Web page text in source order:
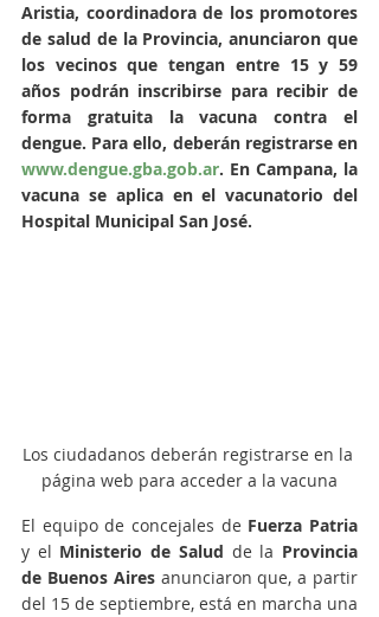
Aristia, coordinadora de los promotores
de salud de la Provincia, anunciaron que
los vecinos que tengan entre 15 y 59
años podrán inscribirse para recibir de
forma gratuita la vacuna contra el
www.dengue.gba.gob.ar. En Campana, la
vacuna se aplica en el vacunatorio del
Hospital Municipal San José.
Los ciudadanos deberán registrarse en la
página web para acceder a la vacuna
El equipo de concejales de Fuerza Patria
y el Ministerio de Salud de la Provincia
de Buenos Aires anunciaron que, a partir
del 15 de septiembre, está en marcha una